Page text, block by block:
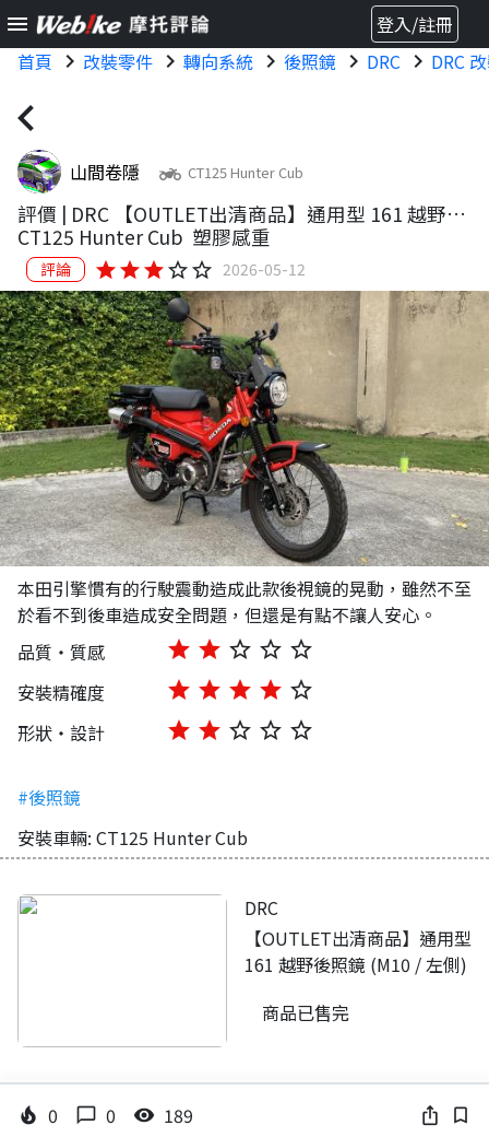
menu
登入/註冊
首頁 chevron_right 改裝零件 chevron_right 轉向系統 chevron_right 後照鏡 chevron_right DRC chevron_right DRC
chevron_left
山間卷隱 two_wheeler CT125 Hunter Cub
評價 | DRC 【OUTLET出清商品】通用型 161 越野後
照鏡 (M10 / 左側)
CT125 Hunter Cub 塑膠感重
評論 starstarstarstar_borderstar_border 2026-05-12
本田引擎慣有的行駛震動造成此款後視鏡的晃動，雖然不至
於看不到後車造成安全問題，但還是有點不讓人安心。
品質・質感
star star star_border star_border star_border
安裝精確度
star star star star star_border
形狀・設計
star star star_border star_border star_border
#後照鏡
安裝車輛: CT125 Hunter Cub
DRC
【OUTLET出清商品】通用型
161 越野後照鏡 (M10 / 左側)
商品已售完
local_fire_department 0 chat_bubble_outline 0 visibility 189 ios_share bookmark_border